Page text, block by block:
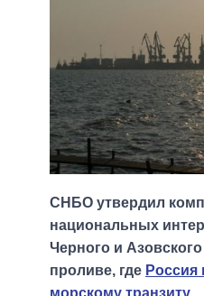
СНБО утвердил
национальных
Черного и
проливе, где Россия
морскому транзиту.